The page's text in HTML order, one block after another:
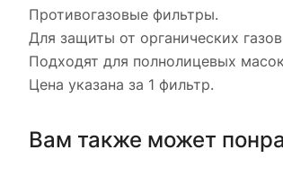
Противогазовые фильтры.
Для защиты от органических
Подходят для полнолицевых
Цена указана за 1 фильтр.
Вам также может